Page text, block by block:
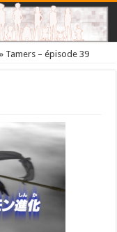
» Tamers – épisode 39